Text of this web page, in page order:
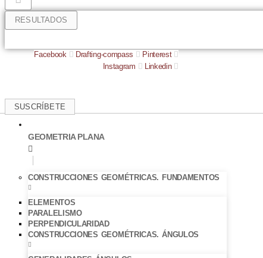
RESULTADOS
Facebook Drafting-compass
Pinterest
Instagram
Linkedin
SUSCRÍBETE
GEOMETRIA PLANA
CONSTRUCCIONES GEOMÉTRICAS. FUNDAMENTOS
ELEMENTOS
PARALELISMO
PERPENDICULARIDAD
CONSTRUCCIONES GEOMÉTRICAS. ÁNGULOS